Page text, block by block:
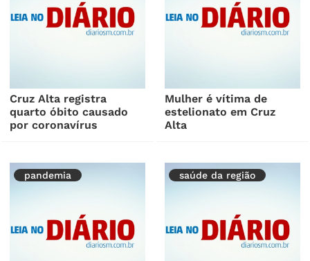
Cruz Alta registra
quarto óbito causado
por coronavírus
Mulher é vítima de
estelionato em Cruz
Alta
pandemia saúde da região